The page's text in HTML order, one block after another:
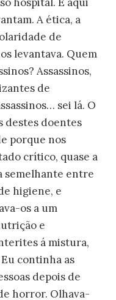
A ética, a
de
levantava. Quem
Assassinos,
de
sei lá. O
destes doentes
porque nos
crítico, quase a
semelhante entre
higiene, e
os a um
e
á mistura,
continha as
depois de
horror. Olhava-